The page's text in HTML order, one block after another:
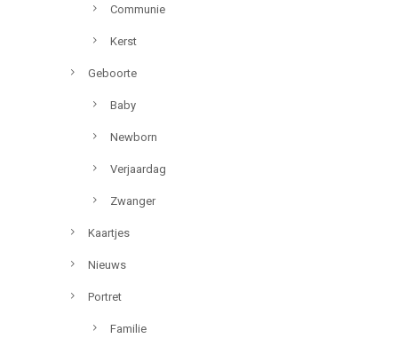
Communie
Kerst
Geboorte
Baby
Newborn
Verjaardag
Zwanger
Kaartjes
Nieuws
Portret
Familie